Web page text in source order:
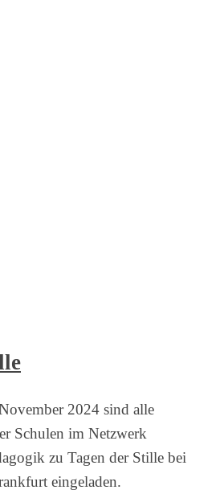
2024 sind alle
Schulen im Netzwerk
zu Tagen der Stille bei
eingeladen.